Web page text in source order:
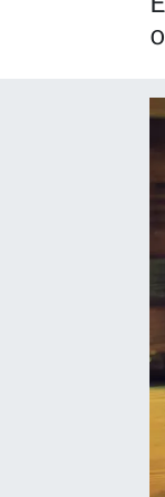
TEKNOLOJİ
YEREL